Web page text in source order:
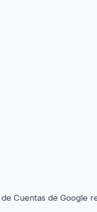
Cuentas de Google